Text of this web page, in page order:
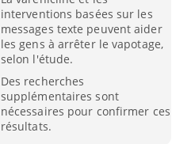
interventions basées sur les
messages texte peuvent aider
les gens à arrêter le vapotage,
selon l'étude.
Des recherches
supplémentaires sont
nécessaires pour confirmer ces
résultats.